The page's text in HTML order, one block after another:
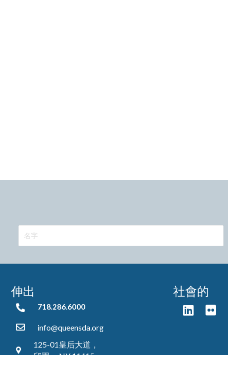
伸出
718.286.6000
718.286.6000
info@queensda.org
125-01皇后大道，
邱園， NY 11415
社會的